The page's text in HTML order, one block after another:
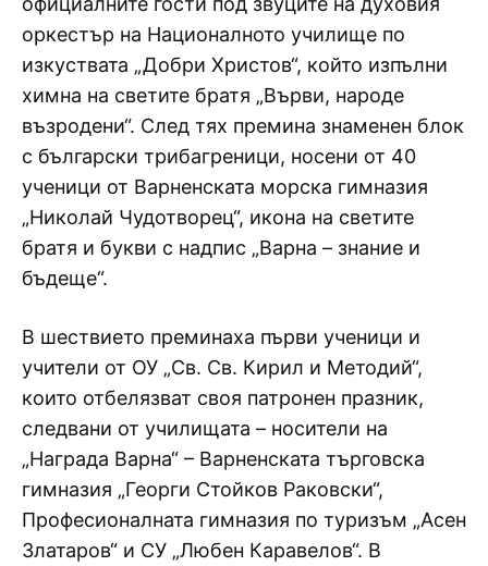
оркестър на Националното училище по
изкуствата „Добри Христов“, който изпълни
химна на светите братя „Върви, народе
възродени“. След тях премина знаменен блок
с български трибагреници, носени от 40
ученици от Варненската морска гимназия
„Николай Чудотворец“, икона на светите
братя и букви с надпис „Варна – знание и
бъдеще“.
В шествието преминаха първи ученици и
учители от ОУ „Св. Св. Кирил и Методий“,
които отбелязват своя патронен празник,
следвани от училищата – носители на
„Награда Варна“ – Варненската търговска
гимназия „Георги Стойков Раковски“,
Професионалната гимназия по туризъм „Асен
Златаров“ и СУ „Любен Каравелов“. В